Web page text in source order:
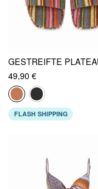
49,90 €
FLASH SHIPPING